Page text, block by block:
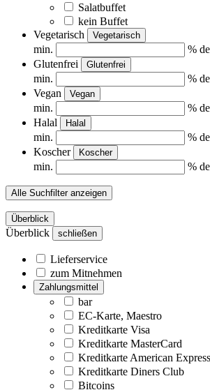
Salatbuffet
kein Buffet
Vegetarisch
Vegetarisch
min.
%
Glutenfrei
Glutenfrei
min.
%
Vegan
Vegan
min.
%
Halal
Halal
min.
%
Koscher
Koscher
min. %
Alle Suchfilter anzeigen
Überblick
Überblick schließen
Lieferservice
zum Mitnehmen
Zahlungsmittel
bar
EC-Karte, Maestro
Kreditkarte Visa
Kreditkarte MasterCard
Kreditkarte American Express
Kreditkarte Diners Club
Bitcoins